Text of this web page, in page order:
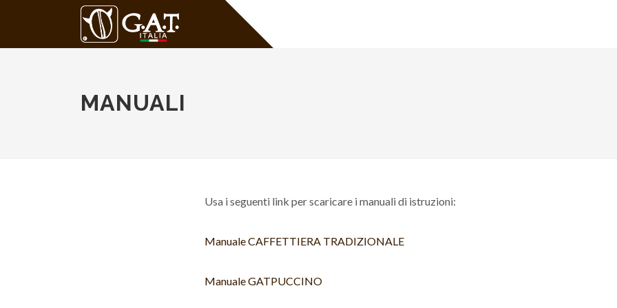
NOI
STORIA
MANUALI
Usa i seguenti link per scaricare i manuali di istruzioni:
Manuale CAFFETTIERA TRADIZIONALE
Manuale GATPUCCINO